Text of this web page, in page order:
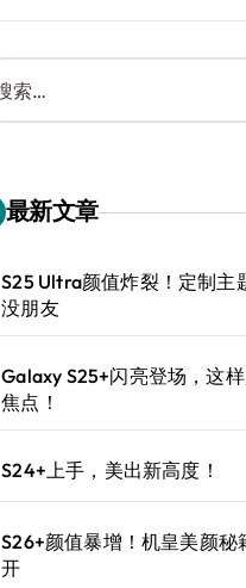
最新文章
S25 Ultra颜值炸裂！定制主
没朋友
Galaxy S25+闪亮登场，这
焦点！
S24+上手，美出新高度！
S26+颜值暴增！机皇美颜秘
开